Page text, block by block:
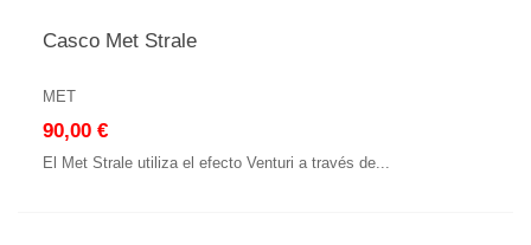
Casco Met Strale
MET
90,00 €
El Met Strale utiliza el efecto Venturi a través de...